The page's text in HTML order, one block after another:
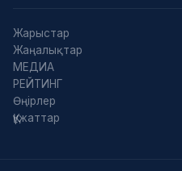
Жарыстар
Жаңалықтар
МЕДИА
РЕЙТИНГ
Өңірлер
Құжаттар